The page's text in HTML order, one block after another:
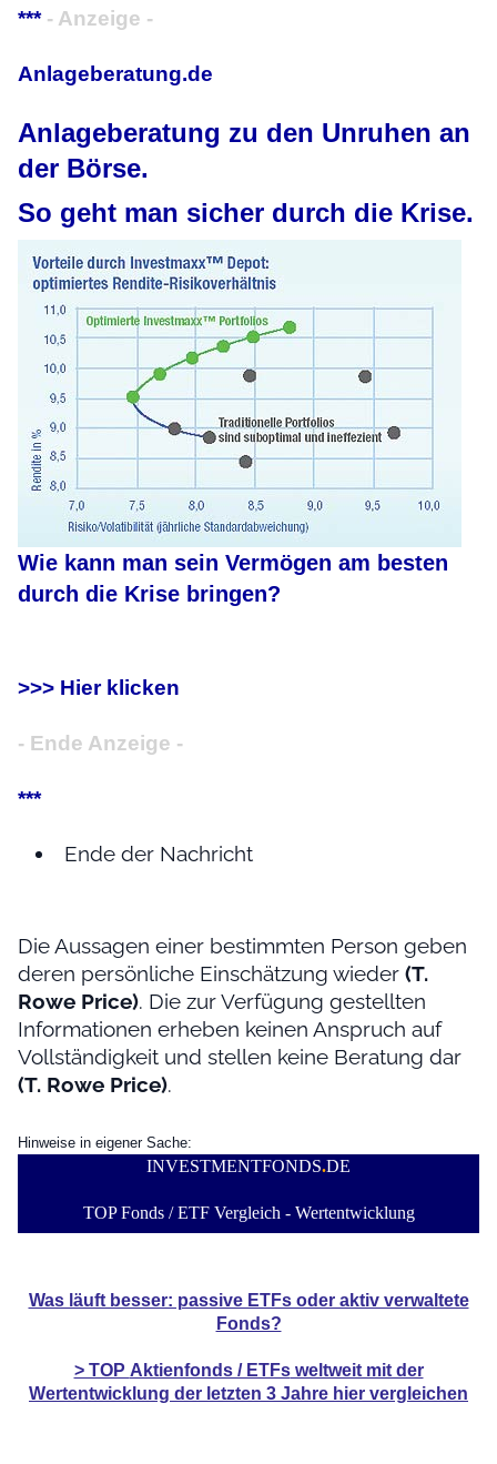
*** - Anzeige -
Anlageberatung.de
Anlageberatung zu den Unruhen an
der Börse.
So geht man sicher durch die Krise.
Wie kann man sein Vermögen am besten
durch die Krise bringen?
>>> Hier klicken
- Ende Anzeige -
***
Ende der Nachricht
Die Aussagen einer bestimmten Person geben
deren persönliche Einschätzung wieder (T.
Rowe Price). Die zur Verfügung gestellten
Informationen erheben keinen Anspruch auf
Vollständigkeit und stellen keine Beratung dar
(T. Rowe Price).
Hinweise in eigener Sache:
INVESTMENTFONDS.DE
TOP Fonds / ETF Vergleich - Wertentwicklung
Was läuft besser: passive ETFs oder aktiv verwaltete
Fonds?
> TOP Aktienfonds / ETFsweltweit mit der
Wertentwicklung der letzten 3 Jahre hier vergleichen